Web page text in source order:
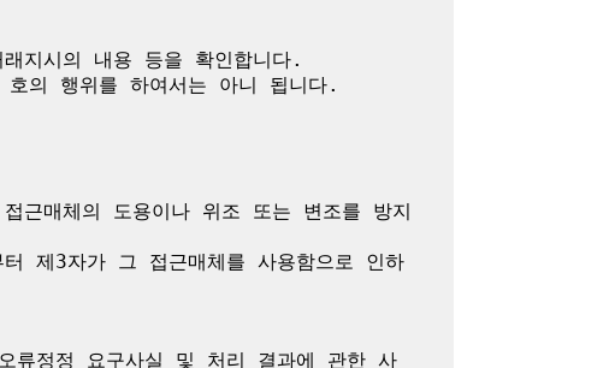
지시의 내용 등을 확인합니다.
의 행위를 하여서는 아니 됩니다.
근매체의 도용이나 위조 또는 변조를 방지
제3자가 그 접근매체를 사용함으로 인하
류정정 요구사실 및 처리 결과에 관한 사